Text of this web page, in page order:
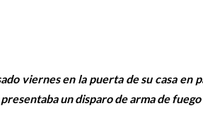
viernes en la puerta de su casa en
un disparo de arma de fuego